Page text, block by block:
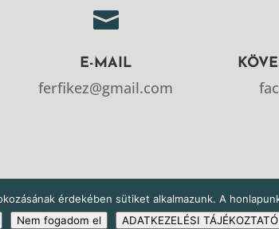

E-MAIL
ferfikez@gmail.com
Adatkezelési tájékoztató- Web:GoMarketing
érdekében sütiket alkalmazunk. A
Nem fogadom el ADATKEZELÉSI TÁJÉKOZTATÓ